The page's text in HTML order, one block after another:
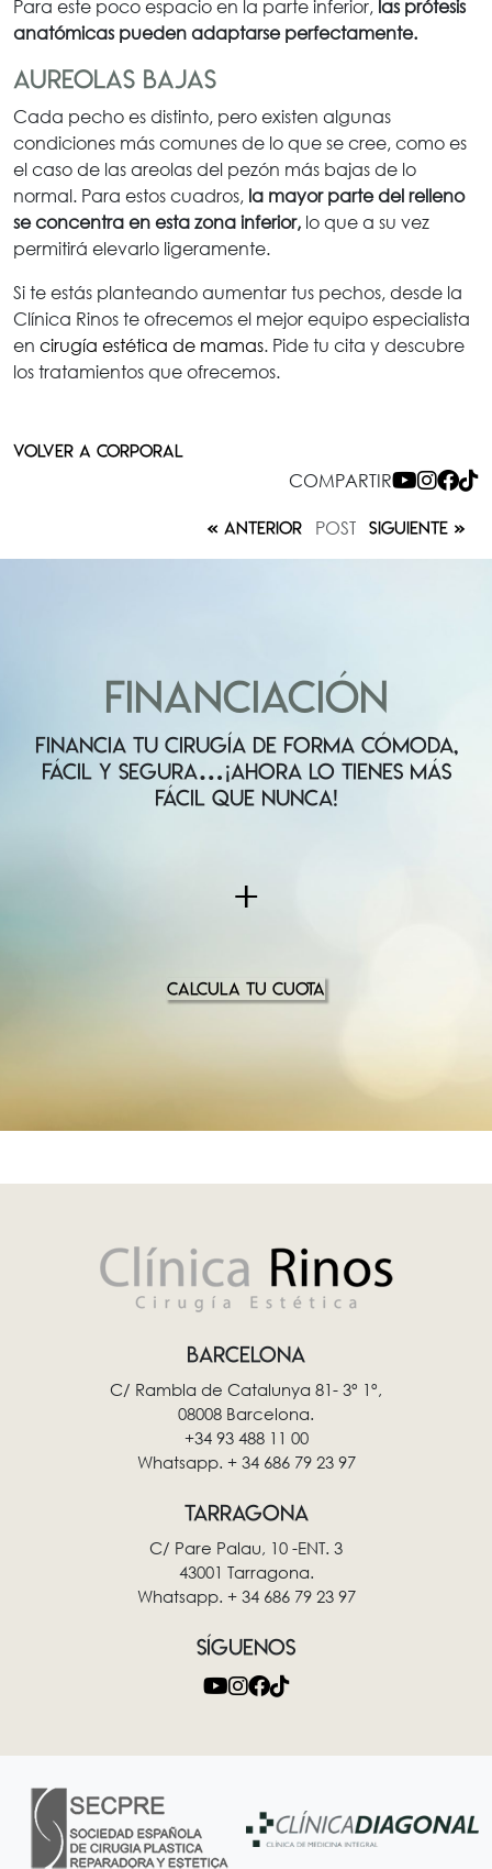
Para este poco espacio en la parte inferior, las prótesis
anatómicas pueden adaptarse perfectamente.
Aureolas bajas
Cada pecho es distinto, pero existen algunas
condiciones más comunes de lo que se cree, como es
el caso de las areolas del pezón más bajas de lo
normal. Para estos cuadros, la mayor parte del relleno
se concentra en esta zona inferior, lo que a su vez
permitirá elevarlo ligeramente.
Si te estás planteando aumentar tus pechos, desde la
Clínica Rinos te ofrecemos el mejor equipo especialista
en cirugía estética de mamas. Pide tu cita y descubre
los tratamientos que ofrecemos.
VOLVER A CORPORAL
COMPARTIR
ANTERIOR POST SIGUIENTE
FINANCIACIÓN
FINANCIA TU CIRUGÍA DE FORMA CÓMODA,
FÁCIL Y SEGURA…¡AHORA LO TIENES MÁS
FÁCIL QUE NUNCA!
+
CALCULA TU CUOTA
BARCELONA
C/ Rambla de Catalunya 81- 3º 1º,
08008 Barcelona.
+34 93 488 11 00
Whatsapp. + 34 686 79 23 97
TARRAGONA
C/ Pare Palau, 10 -ENT. 3
43001 Tarragona.
Whatsapp. + 34 686 79 23 97
SÍGUENOS